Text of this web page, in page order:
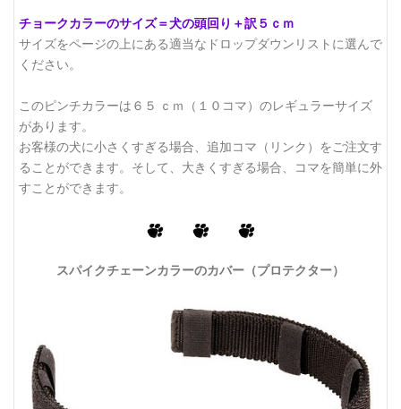
チョークカラーのサイズ＝犬の頭回り＋訳５ｃｍ
サイズをページの上にある適当なドロップダウンリストに選んで
ください。
このピンチカラーは６５ ｃｍ（１０コマ）のレギュラーサイズ
があります。
お客様の犬に小さくすぎる場合、追加コマ（リンク）をご注文す
ることができます。そして、大きくすぎる場合、コマを簡単に外
すことができます。
スパイクチェーンカラーのカバー（プロテクター）